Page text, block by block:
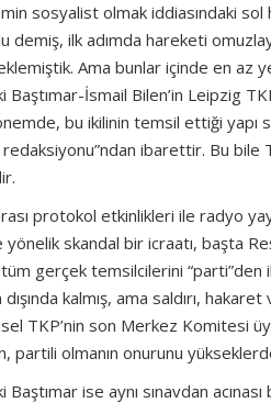
sosyalist olmak iddiasındaki
demiş, ilk adımda hareketi
Ama bunlar içinde en az
İsmail Bilen’in Leipzig
bu ikilinin temsil ettiği yapı
ibarettir. Bu bile
protokol etkinlikleri ile radyo
yönelik skandal bir icraatı, başta
tüm gerçek temsilcilerini
dışında kalmış, ama saldırı,
TKP’nin son Merkez Komitesi
partili olmanın onurunu
ise aynı sınavdan